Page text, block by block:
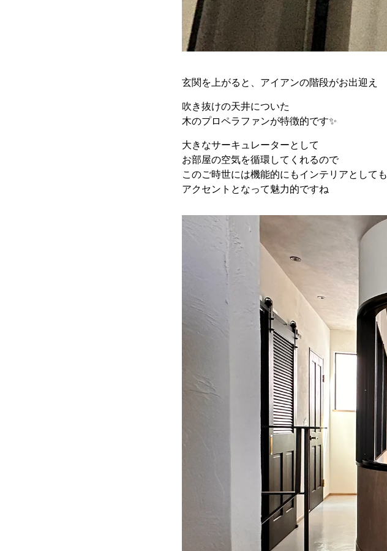
玄関を上がると、アイアンの階段がお出迎え
吹き抜けの天井についた
木のプロペラファンが特徴的です✨
大きなサーキュレーターとして
お部屋の空気を循環してくれるので
このご時世には機能的にもインテリアとしても
アクセントとなって魅力的ですね